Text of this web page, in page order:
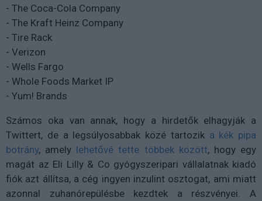
- The Coca-Cola Company
- The Kraft Heinz Company
- Tire Rack
- Verizon
- Wells Fargo
- Whole Foods Market IP
- Yum! Brands
Számos oka van annak, hogy a hirdetők elhagyják a
Twittert, de a legsúlyosabbak közé tartozik a kék pipa
botrány, amely lehetővé tette többek között, hogy egy
magát az Eli Lilly & Co gyógyszeripari vállalatnak kiadó
fiók azt állítsa, a cég ingyen inzulint osztogat, ami miatt
azonnal zuhanórepülésbe kezdtek a részvényei. A